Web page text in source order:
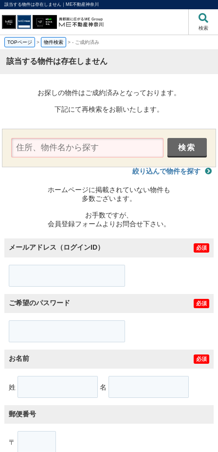
該当する物件は存在しません｜ME不動産神奈川
検索
TOPページ > 物件検索 >- ご成約済み
該当する物件は存在しません
お探しの物件はご成約済みとなっております。
下記にて再検索をお願いたします。
絞り込んで物件を探す
ホームページに掲載されていない物件も
多数ございます。
お手数ですが、
会員登録フォームよりお問合せ下さい。
メールアドレス（ログインID） 必須
ご希望のパスワード 必須
お名前 必須
姓 名
郵便番号
〒